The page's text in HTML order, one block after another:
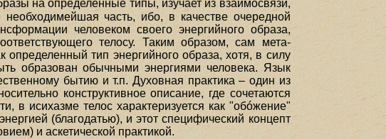
на определенные типы, изучает из взаимосвязи,
часть, ибо, в качестве очередной
человеком своего энергийного образа,
телосу. Таким образом, сам мета-
определенный тип энергийного образа, хотя, в силу
образован обычными энергиями человека. Язык
бытию и т.п. Духовная практика – один из
конструктивное описание, где сочетаются
в исихазме телос характеризуется как "обóжение"
(благодатью), и этот специфический концепт
и аскетической практикой.